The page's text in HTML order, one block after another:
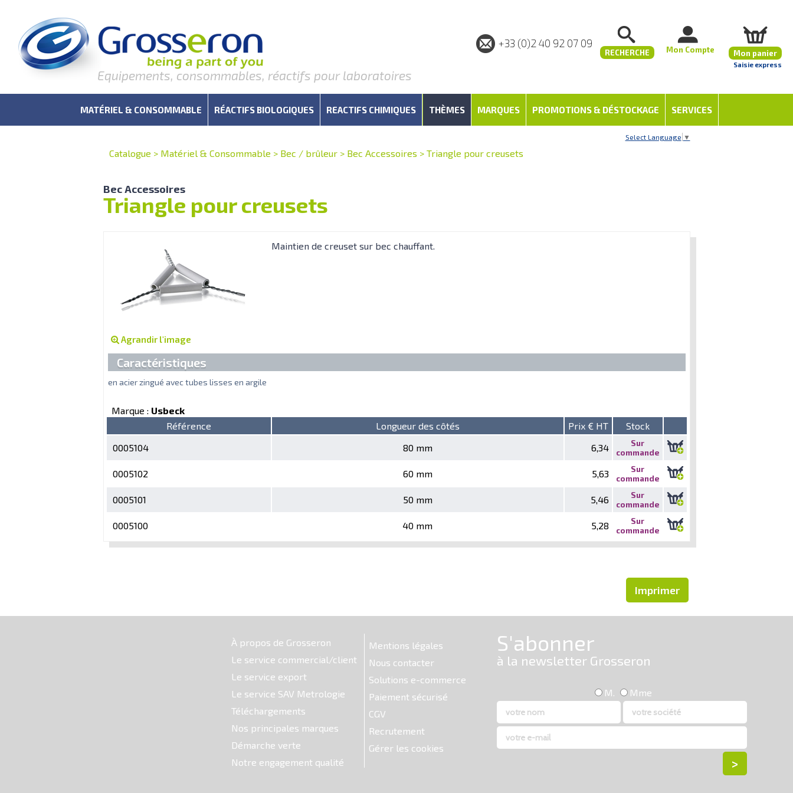
Equipements, consommables, réactifs pour laboratoires
+33 (0)2 40 92 07 09
RECHERCHE Mon Compte Mon panier
Saisie express
MATÉRIEL & CONSOMMABLE RÉACTIFS BIOLOGIQUES REACTIFS CHIMIQUES THÈMES MARQUES PROMOTIONS & DÉSTOCKAGE SERVICES
Select Language ▼
Catalogue > Matériel & Consommable > Bec / brûleur> Bec Accessoires > Triangle pour creusets
Bec Accessoires
Triangle pour creusets
Agrandir l'image
Maintien de creuset sur bec chauffant.
Caractéristiques
en acier zingué avec tubes lisses en argile
Marque : Usbeck
Référence
Longueur des côtés Prix € HT
Stock
0005104
80 mm 6,34
Sur
commande
0005102 60 mm 5,63
Sur
commande
0005101 50 mm 5,46
Sur
commande
0005100 40 mm 5,28
Sur
commande
Imprimer
À propos de Grosseron
Le service commercial/client
Le service export
Le service SAV Metrologie
Téléchargements
Nos principales marques
Démarche verte
Notre engagement qualité
Mentions légales
Nous contacter
Solutions e-commerce
Paiement sécurisé
CGV
Recrutement
Gérer les cookies